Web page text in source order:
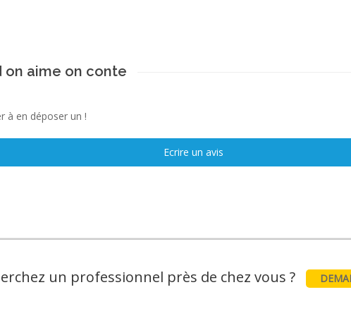
on aime on conte
à en déposer un !
Ecrire un avis
un professionnel près de chez vous ?